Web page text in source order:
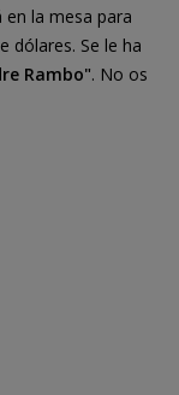
la mesa para
dólares. Se le ha
Rambo". No os